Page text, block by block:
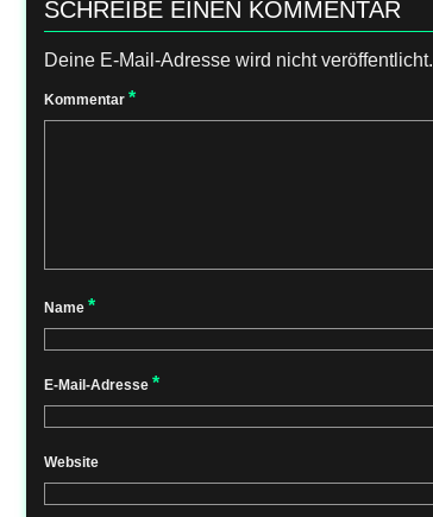
SCHREIBE EINEN KOMMENTAR
Deine E-Mail-Adresse wird nicht veröffentlicht.
Kommentar *
Name *
E-Mail-Adresse *
Website